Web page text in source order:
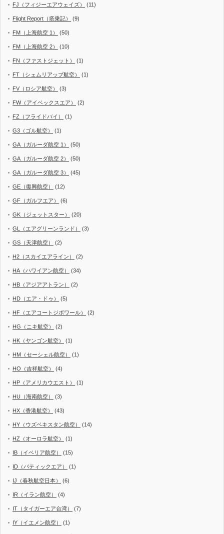
FJ（フィジーエアウェイズ） (11)
Flight Report（搭乗記） (9)
FM（上海航空 1） (50)
FM（上海航空 2） (10)
FN（ファストジェット） (1)
FT（シェムリアップ航空） (1)
FV（ロシア航空） (3)
FW（アイベックスエア） (2)
FZ（フライドバイ） (1)
G3（ゴル航空） (1)
GA（ガルーダ航空 1） (50)
GA（ガルーダ航空 2） (50)
GA（ガルーダ航空 3） (45)
GE（復興航空） (12)
GF（ガルフエア） (6)
GK（ジェットスター） (20)
GL（エアグリーンランド） (3)
GS（天津航空） (2)
H2（スカイエアライン） (2)
HA（ハワイアン航空） (34)
HB（アジアアトラン） (2)
HD（エア・ドゥ） (5)
HF（エアコートジボワール） (2)
HG（ニキ航空） (2)
HK（ヤンゴン航空） (1)
HM（セーシェル航空） (1)
HO（吉祥航空） (4)
HP（アメリカウエスト） (1)
HU（海南航空） (3)
HX（香港航空） (43)
HY（ウズベキスタン航空） (14)
HZ（オーロラ航空） (1)
IB（イベリア航空） (15)
ID（バティックエア） (1)
IJ（春秋航空日本） (6)
IR（イラン航空） (4)
IT（タイガーエア台湾） (7)
IY（イエメン航空） (1)